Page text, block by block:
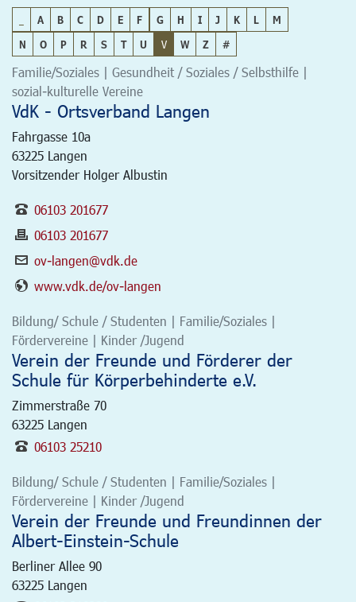
A B C D E F G H I J K L
M
N
O P R S T U V W Z #
Familie/Soziales | Gesundheit / Soziales / Selbsthilfe |
sozial-kulturelle Vereine
VdK - Ortsverband Langen
Fahrgasse 10a
63225 Langen
Vorsitzender Holger Albustin
06103 201677
06103 201677
ov-langen@vdk.de
www.vdk.de/ov-langen
Bildung/ Schule / Studenten | Familie/Soziales |
Fördervereine | Kinder /Jugend
Verein der Freunde und Förderer der
Schule für Körperbehinderte e.V.
Zimmerstraße 70
63225 Langen
06103 25210
Bildung/ Schule / Studenten | Familie/Soziales |
Fördervereine | Kinder /Jugend
Verein der Freunde und Freundinnen der
Albert-Einstein-Schule
Berliner Allee 90
63225 Langen